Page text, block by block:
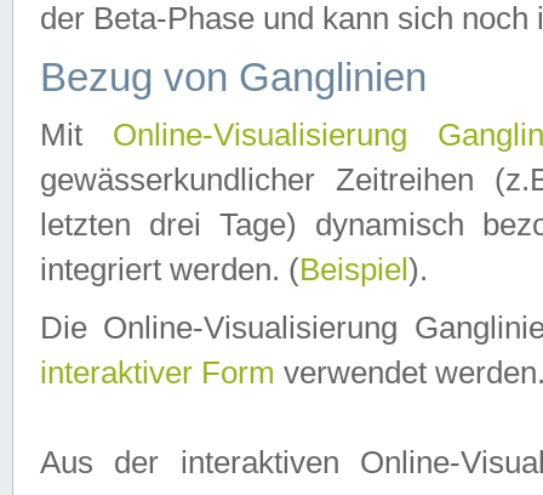
der Beta-Phase und kann sich noch
Bezug von Ganglinien
Mit Online-Visualisierung
gewässerkundlicher Zeitreihen
letzten drei Tage) dynamisch
integriert werden. (Beispiel ).
Die Online-Visualisierung
interaktiver Form verwendet
Aus der interaktiven Online-